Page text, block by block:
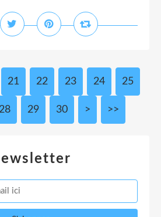
21 22 23 24 25
29 30 40
50
60
70
80
90
100
200
300
400
500
600
> >>